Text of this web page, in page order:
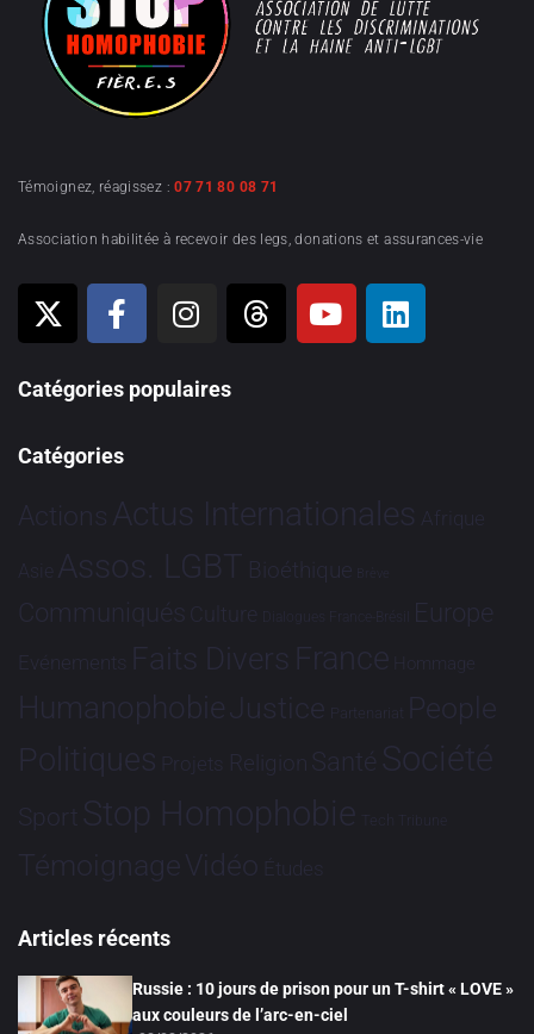
Témoignez, réagissez :07 71 80 08 71
Association habilitée à recevoir des legs, donations et assurances-vie
Catégories populaires
Catégories
Actions Actus Internationales Afrique
Asie Assos. LGBT Bioéthique Brève
Communiqués Culture Dialogues France-Brésil Europe
Evénements Faits Divers France Hommage
HumanophobieJustice Partenariat People
Politiques Projets Religion Santé Société
Sport Stop Homophobie Tech Tribune
TémoignageVidéo Études
Articles récents
Russie : 10 jours de prison pour un T-shirt « LOVE »
aux couleurs de l’arc-en-ciel